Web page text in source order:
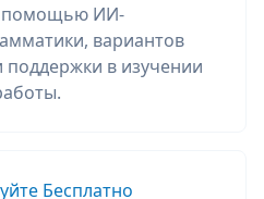
помощью ИИ-
вариантов
в изучении
Бесплатно